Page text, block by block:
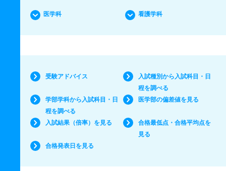
医学科 看護学科
受験アドバイス
入試種別から入試科目・日
程を調べる
学部学科から入試科目・日
程を調べる
医学部の偏差値を見る
入試結果（倍率）を見る
合格最低点・合格平均点を
見る
合格発表日を見る